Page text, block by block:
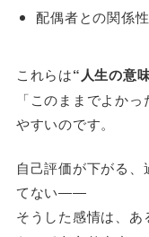
配偶者との関係
これらは“人生の意
「このままでよか
やすいのです。
自己評価が下がる
てない――
そうした感情は、